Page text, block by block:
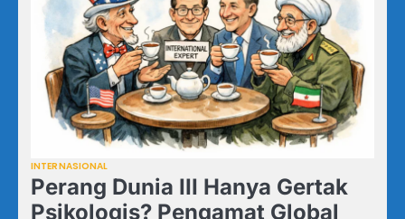
INTERNASIONAL
Perang Dunia III Hanya Gertak
Psikologis? Pengamat Global